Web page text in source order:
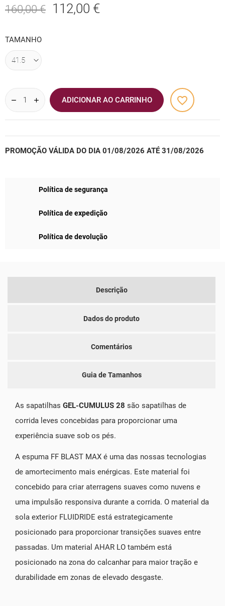
160,00 € 112,00 €
TAMANHO
ADICIONAR AO CARRINHO favorite_border
PROMOÇÃO VÁLIDA DO DIA 01/08/2026 ATÉ 31/08/2026
Política de segurança
Política de expedição
Política de devolução
Descrição
Dados do produto
Comentários
Guia de Tamanhos
As sapatilhas GEL-CUMULUS 28 são sapatilhas de
corrida leves concebidas para proporcionar uma
experiência suave sob os pés.
A espuma FF BLAST MAX é uma das nossas tecnologias
de amortecimento mais enérgicas. Este material foi
concebido para criar aterragens suaves como nuvens e
uma impulsão responsiva durante a corrida. O material da
sola exterior FLUIDRIDE está estrategicamente
posicionado para proporcionar transições suaves entre
passadas. Um material AHAR LO também está
posicionado na zona do calcanhar para maior tração e
durabilidade em zonas de elevado desgaste.